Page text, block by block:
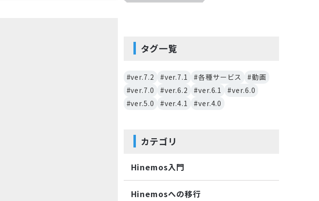
タグ一覧
#ver.7.2 #ver.7.1 #各種サービス
#動画
#ver.7.0
#ver.6.2 #ver.6.1
#ver.6.0
#ver.5.0
#ver.4.1 #ver.4.0
カテゴリ
Hinemos入門
Hinemosへの移行